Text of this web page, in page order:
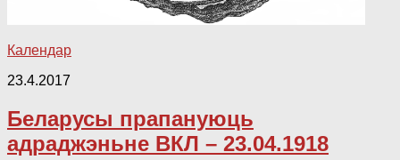
Календар
23.4.2017
Беларусы прапануюць
адраджэньне ВКЛ – 23.04.1918